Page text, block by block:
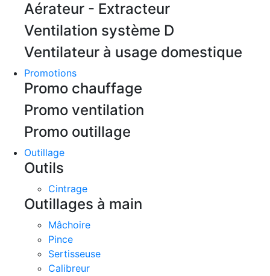
Aérateur - Extracteur
Ventilation système D
Ventilateur à usage domestique
Promotions
Promo chauffage
Promo ventilation
Promo outillage
Outillage
Outils
Cintrage
Outillages à main
Mâchoire
Pince
Sertisseuse
Calibreur